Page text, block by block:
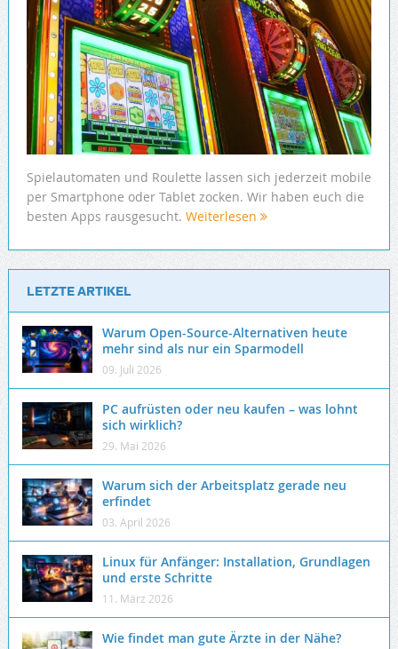
Spielautomaten und Roulette lassen sich jederzeit mobile
per Smartphone oder Tablet zocken. Wir haben euch die
besten Apps rausgesucht. Weiterlesen
LETZTE ARTIKEL
Warum Open-Source-Alternativen heute
mehr sind als nur ein Sparmodell
09. Juli 2026
PC aufrüsten oder neu kaufen – was lohnt
sich wirklich?
29. Mai 2026
Warum sich der Arbeitsplatz gerade neu
erfindet
03. April 2026
Linux für Anfänger: Installation, Grundlagen
und erste Schritte
11. März 2026
Wie findet man gute Ärzte in der Nähe?